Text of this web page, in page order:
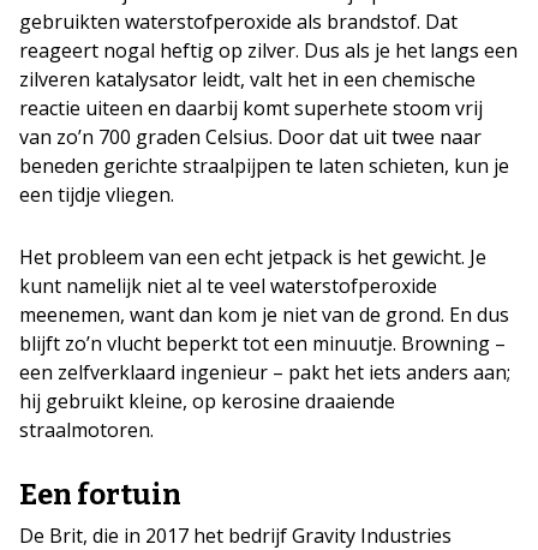
gebruikten waterstofperoxide als brandstof. Dat
reageert nogal heftig op zilver. Dus als je het langs een
zilveren katalysator leidt, valt het in een chemische
reactie uiteen en daarbij komt superhete stoom vrij
van zo’n 700 graden Celsius. Door dat uit twee naar
beneden gerichte straalpijpen te laten schieten, kun je
een tijdje vliegen.
Het probleem van een echt jetpack is het gewicht. Je
kunt namelijk niet al te veel waterstofperoxide
meenemen, want dan kom je niet van de grond. En dus
blijft zo’n vlucht beperkt tot een minuutje. Browning –
een zelfverklaard ingenieur – pakt het iets anders aan;
hij gebruikt kleine, op kerosine draaiende
straalmotoren.
Een fortuin
De Brit, die in 2017 het bedrijf Gravity Industries